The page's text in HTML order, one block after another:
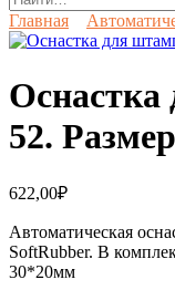
for:
Главная
52.
622,00₽
Автоматическая
SoftRubber. В
30*20мм